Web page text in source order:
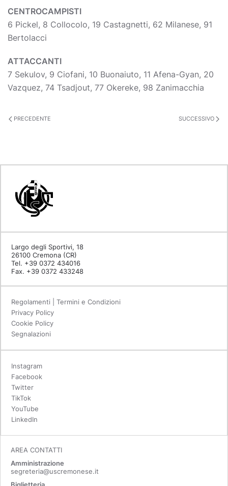
CENTROCAMPISTI
6 Pickel, 8 Collocolo, 19 Castagnetti, 62 Milanese, 91
Bertolacci
ATTACCANTI
7 Sekulov, 9 Ciofani, 10 Buonaiuto, 11 Afena-Gyan, 20
Vazquez, 74 Tsadjout, 77 Okereke, 98 Zanimacchia
PRECEDENTE SUCCESSIVO
Largo degli Sportivi, 18
26100 Cremona (CR)
Tel. +39 0372 434016
Fax. +39 0372 433248
Regolamenti | Termini e Condizioni
Privacy Policy
Cookie Policy
Segnalazioni
Instagram
Facebook
Twitter
TikTok
YouTube
LinkedIn
AREA CONTATTI
Amministrazione
segreteria@uscremonese.it